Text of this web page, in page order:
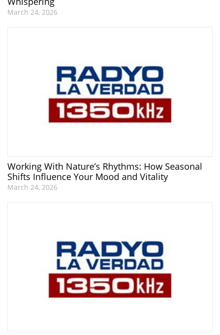
March 24, 2026
Working With Nature’s Rhythms: How Seasonal
Shifts Influence Your Mood and Vitality
March 24, 2026